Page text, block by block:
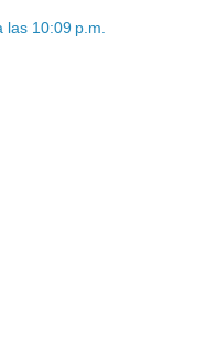
10:09 p.m.